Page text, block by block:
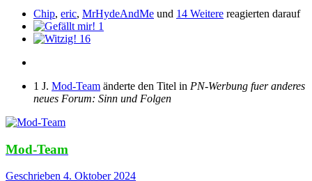
Chip, eric, MrHydeAndMe und 14 Weitere reagierten darauf
1
16
1 J. Mod-Team änderte den Titel in PN-Werbung fuer anderes
neues Forum: Sinn und Folgen
Mod-Team
Geschrieben 4. Oktober 2024